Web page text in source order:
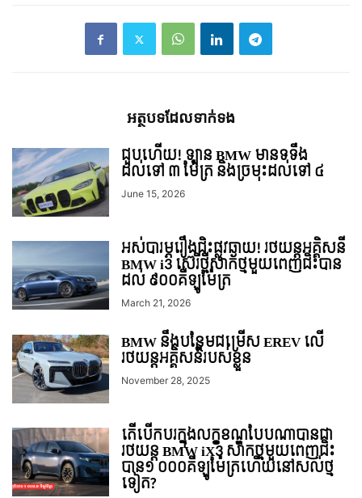
អត្ថបទ​ដែល​ទាក់ទង
ជួបហើយ! ឡាន BMW មានទទឹង
ដល់ទៅ ៣ ម៉ែត្រ និងច្រមុះដល់ទៅ ៤
June 15, 2026
អស់បារម្ភរឿងជិះផ្លូវឆ្ងាយ! រថយន្ដអគ្គិសនី
BMW i3 ស៊េរីថ្មីសាកថ្មមួយពេញជិះបាន
ដល់ ៩០០គីឡូម៉ែត្រ
March 21, 2026
BMW នឹងបន្ថែមជម្រើស EREV លើ
រថយន្តអគ្គិសនីរបស់ខ្លួន
November 28, 2025
តើបើកបរក្នុងលក្ខខណ្ឌបែបណាបានជា
រថយន្ដ BMW iX3 សាកថ្មមួយពេញជិះ
បាន១ ០០០គីឡូម៉ែត្រហើយនៅសល់ថ្ម
ទៀត?